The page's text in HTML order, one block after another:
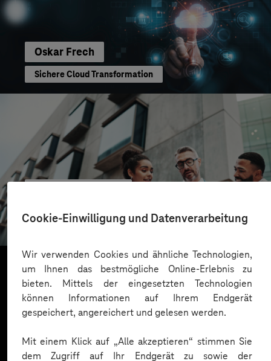
Cookie-Einwilligung und Datenverarbeitung
Wir verwenden Cookies und ähnliche Technologien,
um Ihnen das bestmögliche Online-Erlebnis zu
bieten. Mittels der eingesetzten Technologien
können Informationen auf Ihrem Endgerät
gespeichert, angereichert und gelesen werden.
Mit einem Klick auf „Alle akzeptieren“ stimmen Sie
dem Zugriff auf Ihr Endgerät zu sowie der
Oskar Frech
Sichere Cloud Transformation
Erfolgreiche Transformation durch gezielte
Change-Begleitung
Mehr laden